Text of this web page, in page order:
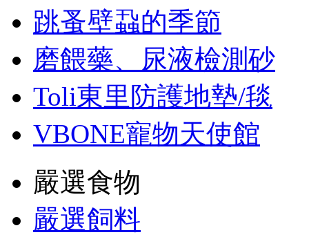
跳蚤壁蝨的季節
磨餵藥、尿液檢測砂
Toli東里防護地墊/毯
VBONE寵物天使館
嚴選食物
嚴選飼料